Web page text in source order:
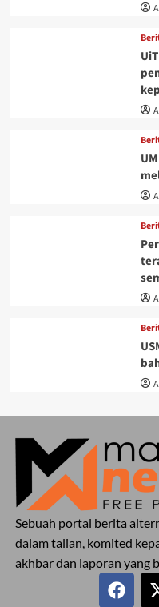
Sebuah portal berita
dalam talian, komited
akhbar dan laporan yang